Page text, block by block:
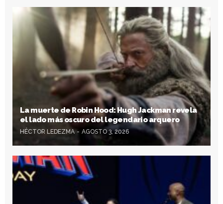
La muerte de Robin Hood: Hugh Jackman revela
el lado más oscuro del legendario arquero
HÉCTOR LEDEZMA AGOSTO 3, 2026